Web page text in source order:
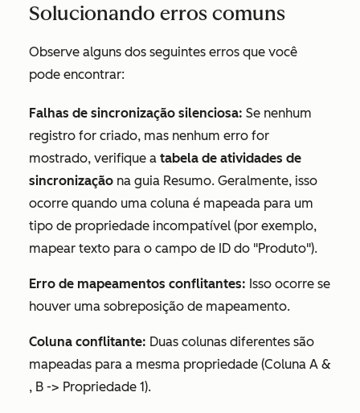
Solucionando erros comuns
Observe alguns dos seguintes erros que você
pode encontrar:
Falhas de sincronização silenciosa: Se nenhum
registro for criado, mas nenhum erro for
mostrado, verifique a tabela de atividades de
sincronização na guia Resumo. Geralmente, isso
ocorre quando uma coluna é mapeada para um
tipo de propriedade incompatível (por exemplo,
mapear texto para o campo de ID do "Produto").
Erro de mapeamentos conflitantes: Isso ocorre se
houver uma sobreposição de mapeamento.
Coluna conflitante: Duas colunas diferentes são
mapeadas para a mesma propriedade (Coluna A &
, B -> Propriedade 1).